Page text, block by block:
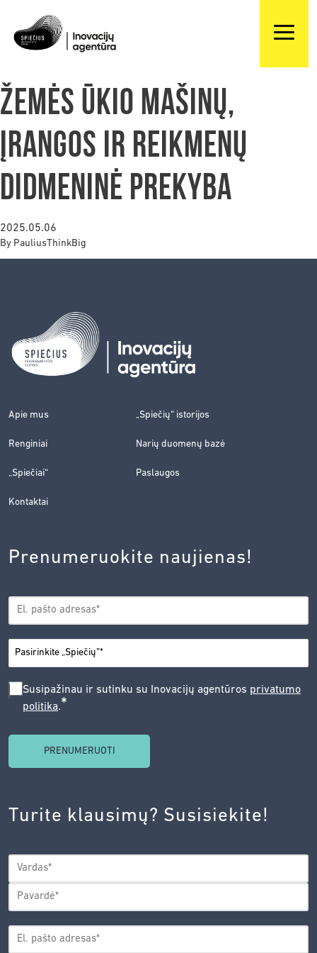
Žemės ūkio mašinų,
įrangos ir reikmenų
didmeninė prekyba
2025.05.06
By PauliusThinkBig
Apie mus „Spiečių“ istorijos
Renginiai Narių duomenų bazė
„Spiečiai“ Paslaugos
Kontaktai
Prenumeruokite naujienas!
EL.
PAŠTAS*
MIESTAS*
SUSIPAŽINAU
SUTINKU
AGENTŪROS
PRIVATUMO
POLITIKA.*
Susipažinau ir sutinku su Inovacijų agentūros privatumo
politika.*
Turite klausimų? Susisiekite!
VARDAS*
Vardas
EL.